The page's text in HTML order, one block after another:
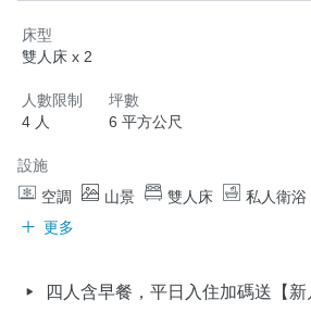
床型
雙人床 x 2
人數限制
4 人
坪數
6 平方公尺
設施
空調
山景 雙人床
私人衛浴
更多
四人含早餐，平日入住加碼送【新